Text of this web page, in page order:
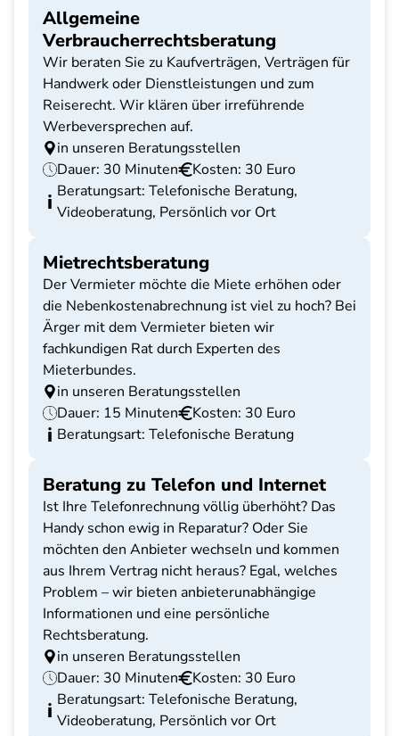
Allgemeine
Verbraucherrechtsberatung
Wir beraten Sie zu Kaufverträgen, Verträgen für
Handwerk oder Dienstleistungen und zum
Reiserecht. Wir klären über irreführende
Werbeversprechen auf.
in unseren Beratungsstellen
Dauer: 30 Minuten
Kosten: 30 Euro
Beratungsart: Telefonische Beratung,
Videoberatung, Persönlich vor Ort
Mietrechtsberatung
Der Vermieter möchte die Miete erhöhen oder
die Nebenkostenabrechnung ist viel zu hoch? Bei
Ärger mit dem Vermieter bieten wir
fachkundigen Rat durch Experten des
Mieterbundes.
in unseren Beratungsstellen
Dauer: 15 Minuten
Kosten: 30 Euro
Beratungsart: Telefonische Beratung
Beratung zu Telefon und Internet
Ist Ihre Telefonrechnung völlig überhöht? Das
Handy schon ewig in Reparatur? Oder Sie
möchten den Anbieter wechseln und kommen
aus Ihrem Vertrag nicht heraus? Egal, welches
Problem – wir bieten anbieterunabhängige
Informationen und eine persönliche
Rechtsberatung.
in unseren Beratungsstellen
Dauer: 30 Minuten
Kosten: 30 Euro
Beratungsart: Telefonische Beratung,
Videoberatung, Persönlich vor Ort